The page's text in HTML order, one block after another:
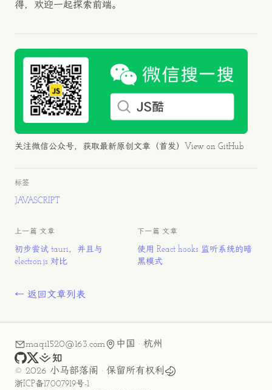
得，欢迎一起探索前端。
关注微信公众号，获取最新原创文章（首发） View on GitHub
标签
JAVASCRIPT
上一篇 文章
初步尝试 tauri，并且与
electron.js 对比
下一篇 文章
使用 React hooks 监听系统的暗
黑模式
← 返回文章列表
maqi1520@163.com 中国 · 杭州
github
x juejinzhihu
© 2026 小马部落阁 · 保留所有权利
浙ICP备17007919号-1